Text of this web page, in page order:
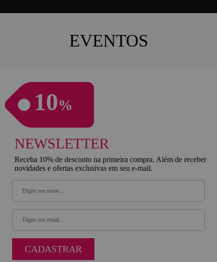
EVENTOS
10%
NEWSLETTER
Receba 10% de desconto na primeira compra. Além de receber
novidades e ofertas exclusivas em seu e-mail.
CADASTRAR